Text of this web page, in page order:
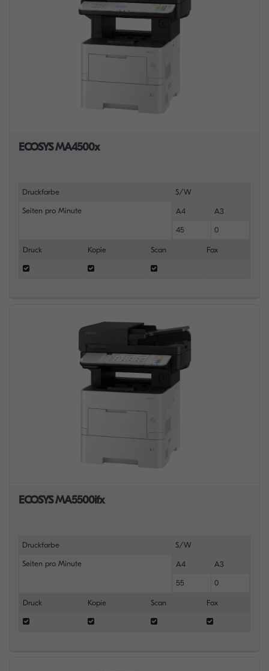
ECOSYS MA4500x
Druckfarbe S/W
Seiten pro Minute A4 A3
45 0
Druck Kopie Scan Fax
ECOSYS MA5500ifx
Druckfarbe S/W
Seiten pro Minute A4 A3
55 0
Druck Kopie Scan Fax